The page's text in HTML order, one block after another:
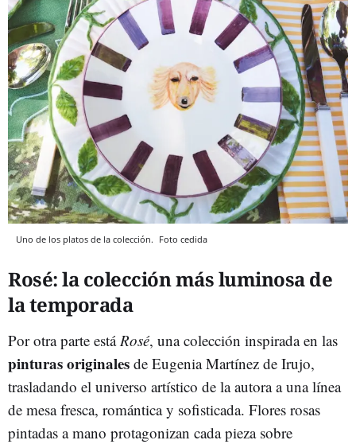
Uno de los platos de la colección. Foto cedida
Rosé: la colección más luminosa de
la temporada
Por otra parte estáRosé, una colección inspirada en las
pinturas originales de Eugenia Martínez de Irujo,
trasladando el universo artístico de la autora a una línea
de mesa fresca, romántica y sofisticada. Flores rosas
pintadas a mano protagonizan cada pieza sobre